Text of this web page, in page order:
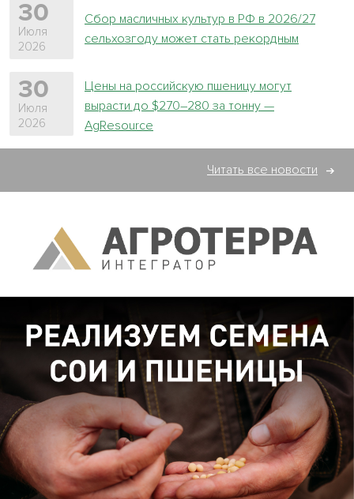
30
Июля
2026
Сбор масличных культур в РФ в 2026/27
сельхозгоду может стать рекордным
30
Июля
2026
Цены на российскую пшеницу могут
вырасти до $270–280 за тонну —
AgResource
Читать все новости